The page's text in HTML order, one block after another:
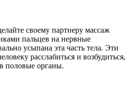
своему партнеру массаж
пальцев на нервные
усыпана эта часть тела. Эти
расслабиться и возбудиться,
половые органы.